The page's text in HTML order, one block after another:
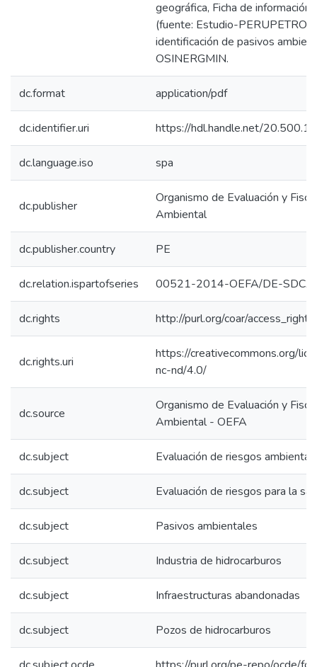
geográfica, Ficha de información
(fuente: Estudio-PERUPETRO),
identificación de pasivos
OSINERGMIN.
dc.format application/pdf
dc.identifier.uri https://hdl.handle.net/
dc.language.iso spa
dc.publisher
Organismo de Evaluación y
Ambiental
dc.publisher.country PE
dc.relation.ispartofseries 00521-2014-OEFA/DE-SDCA
dc.rights http://purl.org/coar/access_right/
dc.rights.uri
https://creativecommons.org/
nc-nd/4.0/
dc.source
Organismo de Evaluación y
Ambiental - OEFA
dc.subject Evaluación de riesgos
dc.subject Evaluación de riesgos para la
dc.subject Pasivos ambientales
dc.subject Industria de hidrocarburos
dc.subject Infraestructuras abandonadas
dc.subject Pozos de hidrocarburos